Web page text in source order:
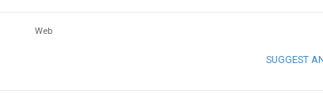
Web
SUGGEST